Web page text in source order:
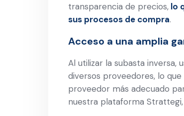
transparencia de precios, lo
sus procesos de compra.
Acceso a una amplia
Al utilizar la subasta
diversos proveedores, lo
proveedor más adecuado
nuestra plataforma Strattegi,